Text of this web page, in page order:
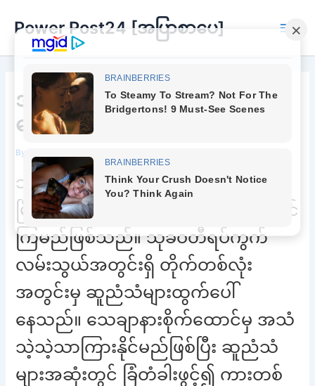
content
Power Post24 [အပြာစာပေ]
Main
ဒါမျိုးဆို ဘယ်တော့မှမဝဘူး
မောင်ရဲ့
By
သုခဝတီ ဟု ဆိုလိုက် သည်နှင့် ရန်ကုန်
မြို့တွင်းမှ ဆိတ်ငြိမ်ရပ်ကွက်ကို ပြေးမြင်
ကြမည်ဖြစ်သည်။ သုခဝတီရပ်ကွက်
လမ်းသွယ်အတွင်းရှိ တိုက်တစ်လုံး
အတွင်းမှ ဆူညံသံများထွက်ပေါ်
နေသည်။ သေချာနားစိုက်ထောင်မှ အသံ
သဲ့သဲ့သာကြားနိုင်မည်ဖြစ်ပြီး ဆူညံသံ
များအဆုံးတွင် ခြံတံခါးဖွင့်၍ ကားတစ်